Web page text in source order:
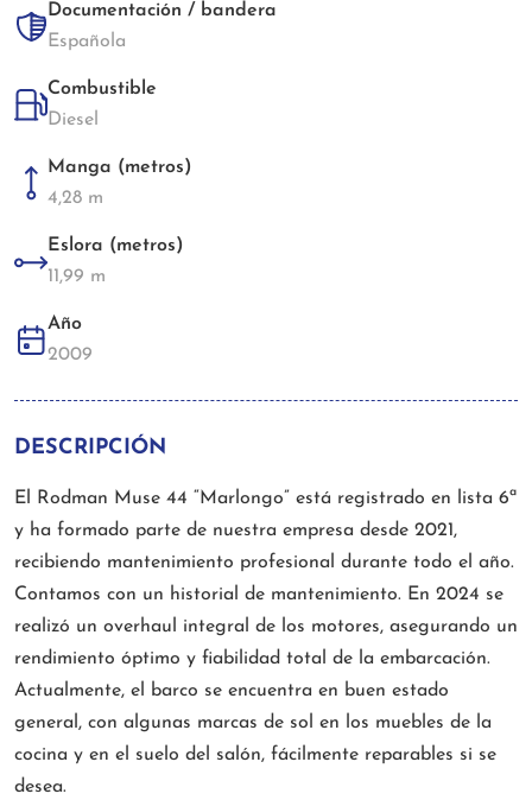
Documentación / bandera
Española
Combustible
Diesel
Manga (metros)
4,28 m
Eslora (metros)
11,99 m
Año
2009
DESCRIPCIÓN
El Rodman Muse 44 “Marlongo” está registrado en lista 6ª
y ha formado parte de nuestra empresa desde 2021,
recibiendo mantenimiento profesional durante todo el año.
Contamos con un historial de mantenimiento. En 2024 se
realizó un overhaul integral de los motores, asegurando un
rendimiento óptimo y fiabilidad total de la embarcación.
Actualmente, el barco se encuentra en buen estado
general, con algunas marcas de sol en los muebles de la
cocina y en el suelo del salón, fácilmente reparables si se
desea.